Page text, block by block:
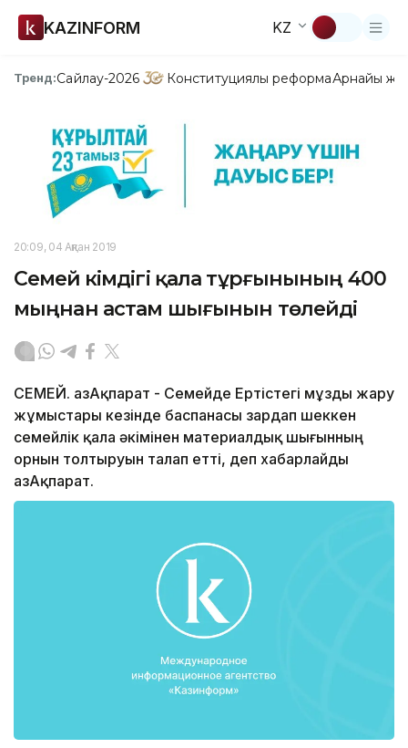
KAZINFORM KZ
Тренд:Сайлау-2026 Конституциялық реформаАрнайы
20:09, 04 Ақпан 2019
Семей әкімдігі қала тұрғынының 400
мыңнан астам шығынын төлейді
СЕМЕЙ. ҚазАқпарат - Семейде Ертістегі мұзды жару
жұмыстары кезінде баспанасы зардап шеккен
семейлік қала әкімінен материалдық шығынның
орнын толтыруын талап етті, деп хабарлайды
ҚазАқпарат.